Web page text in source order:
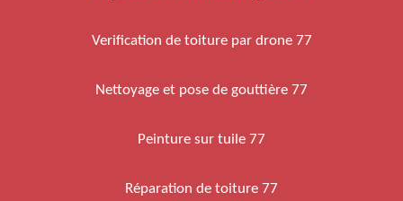
Verification de toiture par drone 77
Nettoyage et pose de gouttière 77
Peinture sur tuile 77
Réparation de toiture 77